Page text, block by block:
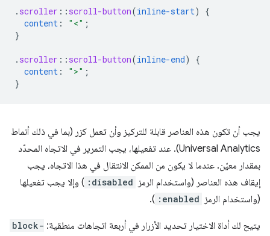
. scroller :: scroll-button(inline-start)
{
content : "<" ;
}
. scroller :: scroll-button(inline-end)
{
content : ">" ;
}
يجب أن تكون هذه العناصر قابلة للتركيز وأن تعمل كزر (بما في ذلك أنماط
Universal Analytics). عند تفعيلها، يجب التمرير في الاتجاه المحدّد
بمقدار معيّن. عندما لا يكون من الممكن الانتقال في هذا الاتجاه، يجب
إيقاف هذه العناصر (واستخدام الرمز :disabled ) وإلا يجب تفعيلها
(واستخدام الرمز :enabled
).
يتيح لك أداة الاختيار تحديد الأزرار في أربعة اتجاهات منطقية: block-